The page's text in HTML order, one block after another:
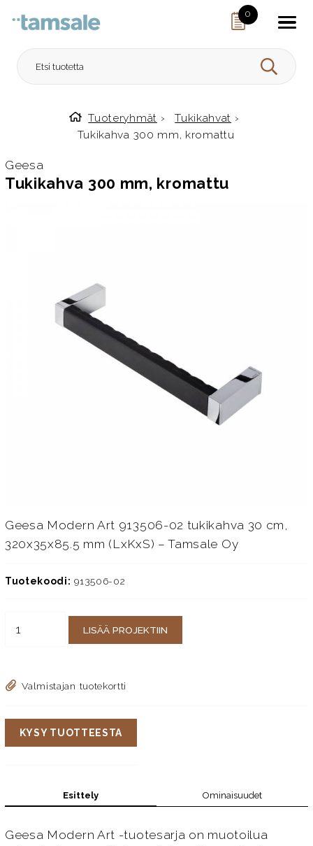
0
HAE
Etusivulle
Tuoteryhmät › Tukikahvat ›
Tukikahva 300 mm, kromattu
Geesa
Tukikahva 300 mm, kromattu
Geesa Modern Art 913506-02 tukikahva 30 cm,
320x35x85.5 mm (LxKxS) – Tamsale Oy
Tuotekoodi: 913506-02
LISÄÄ PROJEKTIIN
Valmistajan tuotekortti
KYSY TUOTTEESTA
Esittely Ominaisuudet
Geesa Modern Art -tuotesarja on muotoilua